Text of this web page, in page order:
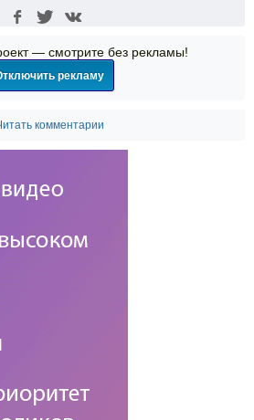
— смотрите без рекламы!
рекламу
комментарии